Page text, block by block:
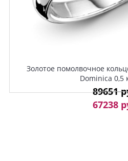
Золотое помолвочное
Dominica 0,5
89651
67238